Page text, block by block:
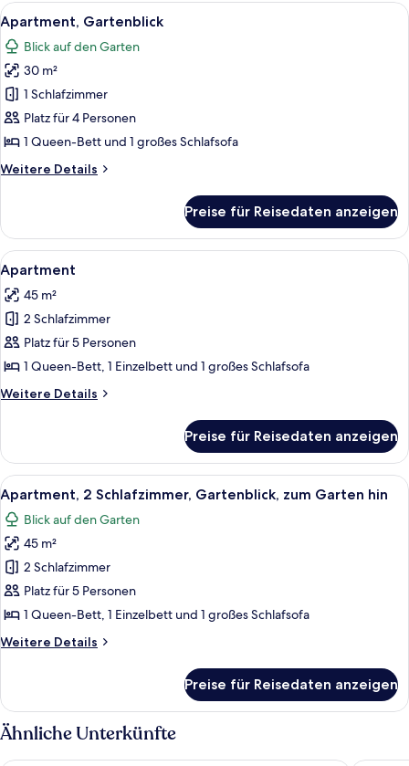
Alle
Fotos
für
Apartment,
Gartenblick
anzeigen
Apartment, Gartenblick | Essbereich
9
Apartment, Gartenblick
Blick auf den Garten
30 m²
1 Schlafzimmer
Platz für 4 Personen
1 Queen-Bett und 1 großes Schlafsofa
Weitere Details
Weitere
Gartenblick
Preise für Reisedaten anzeigen
Alle
Fotos
für
Apartment
anzeigen
Apartment | Wohnbereich |
5
Apartment
45 m²
2 Schlafzimmer
Platz für 5 Personen
1 Queen-Bett, 1 Einzelbett und 1 großes Schlafsofa
Weitere Details
Weitere
Preise für Reisedaten anzeigen
Alle
Fotos
für
Apartment,
2 Schlafzimmer,
Gartenblick,
zum
hin
Apartment, 2 Schlafzimmer,
8
Apartment, 2 Schlafzimmer, Gartenblick, zum Garten hin
Blick auf den Garten
45 m²
2 Schlafzimmer
Platz für 5 Personen
1 Queen-Bett, 1 Einzelbett und 1 großes Schlafsofa
Weitere Details
Weitere
2 Schlafzimmer,
Gartenblick,
zum
Garten
Preise für Reisedaten anzeigen
Ähnliche Unterkünfte